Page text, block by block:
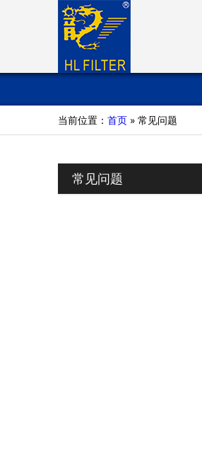
当前位置： 首页 » 常见问题
常见问题